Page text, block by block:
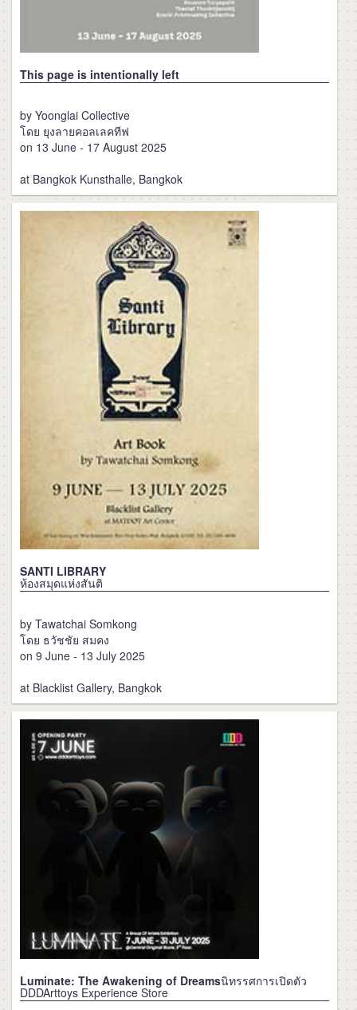
This page is intentionally left
by Yoonglai Collective
โดย ยุงลายคอลเลคทีฟ
on 13 June - 17 August 2025
at Bangkok Kunsthalle, Bangkok
SANTI LIBRARY
ห้องสมุดแห่งสันติ
by Tawatchai Somkong
โดย ธวัชชัย สมคง
on 9 June - 13 July 2025
at Blacklist Gallery, Bangkok
Luminate: The Awakening of Dreamsนิทรรศการเปิดตัว
DDDArttoys Experience Store